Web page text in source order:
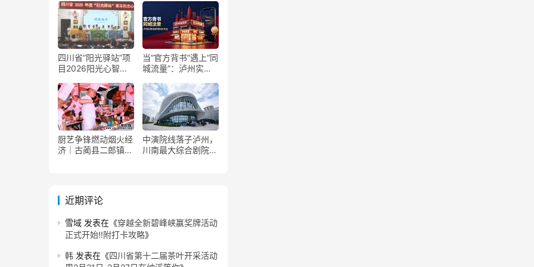
四川省“阳光驿站”项
目2026阳光心智成
举行
当“官方背书”遇上“同
城流量”：泸州实体
天富贵？
厨艺争锋燃动烟火经
济｜古蔺县二郎镇美
中演院线落子泸州，
川南最大综合剧院投
近期评论
雪域 发表在《穿越全新碧峰峡赢奖牌活动
正式开始‼️附打卡攻略》
韩 发表在《四川省第十二届茶叶开采活动